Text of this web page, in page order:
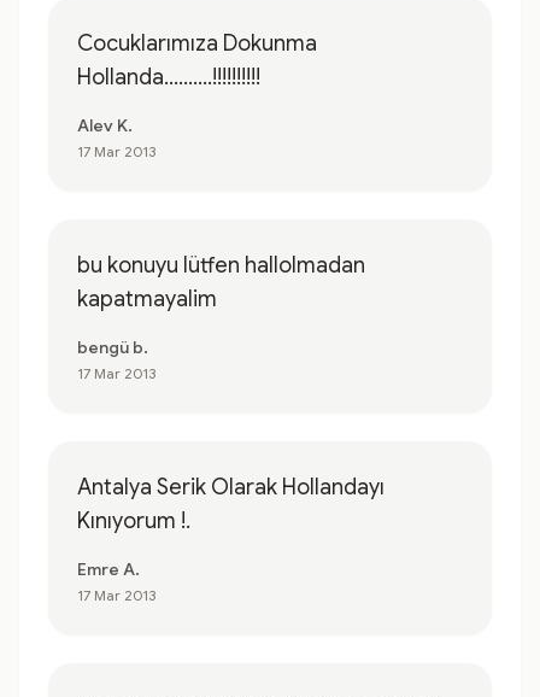
Cocuklarımıza Dokunma
Hollanda..........!!!!!!!!!!
Alev K.
17 Mar 2013
bu konuyu lütfen hallolmadan
kapatmayalim
bengü b.
17 Mar 2013
Antalya Serik Olarak Hollandayı
Kınıyorum !.
Emre A.
17 Mar 2013